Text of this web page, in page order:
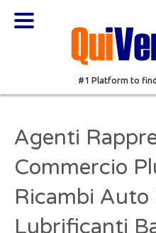
#1 Platform to
Agenti
Commercio
Ricambi
Lubrificanti